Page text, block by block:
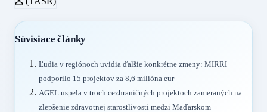
Súvisiace články
Ľudia v regiónoch uvidia ďalšie konkrétne zmeny: MIRRI
podporilo 15 projektov za 8,6 milióna eur
AGEL uspela v troch cezhraničných projektoch zameraných na
zlepšenie zdravotnej starostlivosti medzi Maďarskom